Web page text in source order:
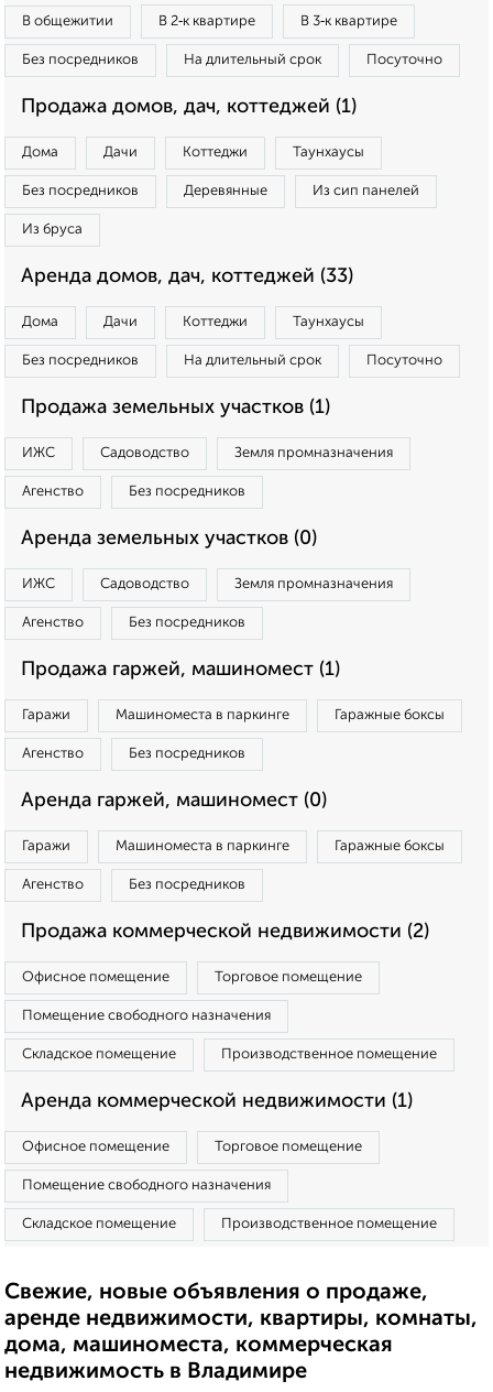
В общежитии В 2‑к квартире В 3‑к квартире
Без посредников На длительный срок Посуточно
Продажа домов, дач, коттеджей (1)
Дома Дачи Коттеджи Таунхаусы
Без посредников Деревянные Из сип панелей
Из бруса
Аренда домов, дач, коттеджей (33)
Дома Дачи Коттеджи Таунхаусы
Без посредников На длительный срок Посуточно
Продажа земельных участков (1)
ИЖС Садоводство Земля промназначения
Агенство Без посредников
Аренда земельных участков (0)
ИЖС Садоводство Земля промназначения
Агенство Без посредников
Продажа гаржей, машиномест (1)
Гаражи Машиноместа в паркинге Гаражные боксы
Агенство Без посредников
Аренда гаржей, машиномест (0)
Гаражи Машиноместа в паркинге Гаражные боксы
Агенство Без посредников
Продажа коммерческой недвижимости (2)
Офисное помещение Торговое помещение
Помещение свободного назначения
Складское помещение Производственное помещение
Аренда коммерческой недвижимости (1)
Офисное помещение Торговое помещение
Помещение свободного назначения
Складское помещение Производственное помещение
Свежие, новые объявления о продаже,
аренде недвижимости, квартиры, комнаты,
дома, машиноместа, коммерческая
недвижимость в Владимире